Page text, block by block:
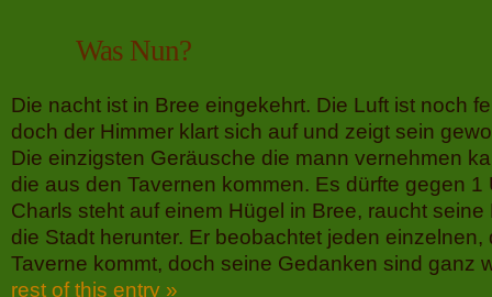
Was Nun?
Die nacht ist in Bree eingekehrt. Die Luft ist noch
doch der Himmer klart sich auf und zeigt sein
Die einzigsten Geräusche die mann vernehmen
die aus den Tavernen kommen. Es dürfte gegen 1
Charls steht auf einem Hügel in Bree, raucht
die Stadt herunter. Er beobachtet jeden einzelnen,
Taverne kommt, doch seine Gedanken sind ganz
rest of this entry »